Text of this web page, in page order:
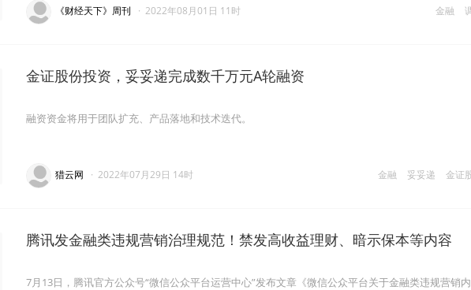
金融
《财经天下》周刊 · 2022年08月01日 11时
金证股份投资，妥妥递完成数千万元A轮融资
融资资金将用于团队扩充、产品落地和技术迭代。
金融 妥妥递 金证
猎云网 · 2022年07月29日 14时
腾讯发金融类违规营销治理规范！禁发高收益理财、暗示保本等内容
7月13日，腾讯官方公众号“微信公众平台运营中心”发布文章《微信公众平台关于金融类违规营销